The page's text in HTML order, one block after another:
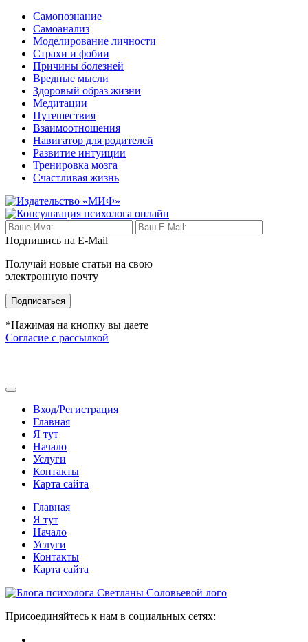
Самопознание
Самоанализ
Моделирование личности
Страхи и фобии
Причины болезней
Вредные мысли
Здоровый образ жизни
Медитации
Путешествия
Взаимоотношения
Навигатор для родителей
Развитие интуиции
Тренировка мозга
Счастливая жизнь
Подпишись на E-Mail
Получай новые статьи на свою
электронную почту
Подписаться
*Нажимая на кнопку вы даете
Согласие с рассылкой
Вход/Регистрация
Главная
Я тут
Начало
Услуги
Контакты
Карта сайта
Главная
Я тут
Начало
Услуги
Контакты
Карта сайта
Присоединяйтесь к нам в социальных сетях: